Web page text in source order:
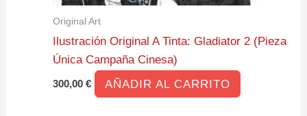
Original Art
Ilustración Original A Tinta: Gladiator 2 (Pieza
Única Campaña Cinesa)
300,00€ AÑADIR AL CARRITO